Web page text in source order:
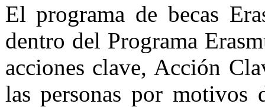
El programa de becas
dentro del Programa
acciones clave, Acción
las personas por motivos